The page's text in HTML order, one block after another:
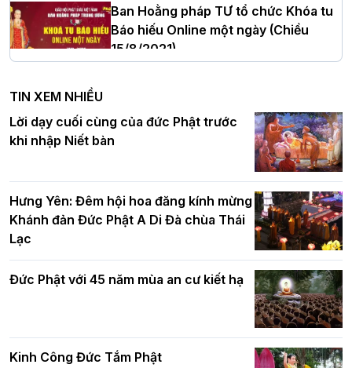
Hà Nội: Tăng Ni Trường hạ Bồ Đề trang
nghiêm tác pháp Tiền an cư PL.2570 –
DL.2026
chúc mừng Phật đản BTS GHPGVN TP.
Hà Nội
Hơn 5.000 người tham dự diễu hành,
Ban Hoằng pháp TƯ tổ chức Khóa tu
Báo hiếu Online một ngày (Chiều
15/8/2021)
Ban Hoằng pháp TƯ tổ chức Khóa tu
Báo hiếu Online một ngày (Sáng
15/8/2021)
Tinh thần yêu nước của Phật giáo
Phật giáo chính tín Phần 9: Giải thích
TIN XEM NHIỀU
Lời dạy cuối cùng của đức Phật trước
khi nhập Niết bàn
Hưng Yên: Đêm hội hoa đăng kính mừng
Khánh đản Đức Phật A Di Đà chùa Thái
Lạc
Đức Phật với 45 năm mùa an cư kiết hạ
Kinh Công Đức Tắm Phật